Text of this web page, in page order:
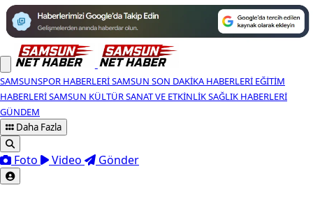
SAMSUNSPOR HABERLERISAMSUN SON DAKIKA HABERLERI EĞITIM
HABERLERISAMSUN KÜLTÜR SANAT VE ETKINLIKSAĞLIK HABERLERI
GÜNDEM
Daha Fazla
Foto Video Gönder